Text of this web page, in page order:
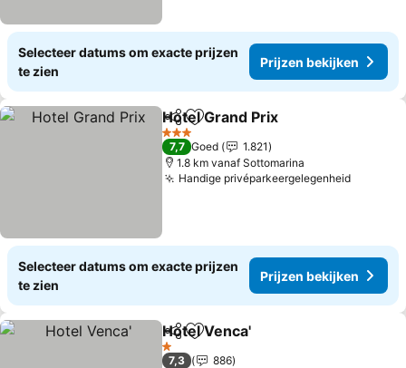
Selecteer datums om exacte prijzen
te zien
Prijzen bekijken
DelenToevoegen aan favorieten
Hotel Grand Prix
3 Sterren
7,7 Goed
1.821
1.8 km vanaf Sottomarina
Handige privéparkeergelegenheid
Selecteer datums om exacte prijzen
te zien
Prijzen bekijken
DelenToevoegen aan favorieten
Hotel Venca'
1 Sterren
7,3
886